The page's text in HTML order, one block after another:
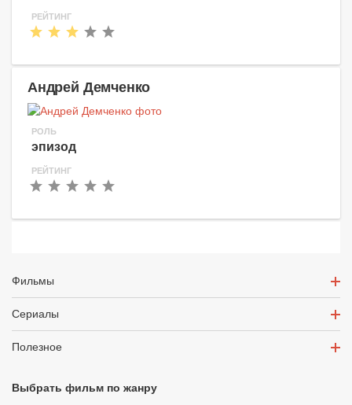
РЕЙТИНГ
Андрей Демченко
РОЛЬ
эпизод
РЕЙТИНГ
Фильмы
Сериалы
Полезное
Выбрать фильм по жанру